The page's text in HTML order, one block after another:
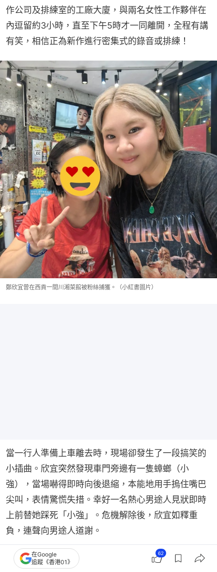
作公司及排練室的工廠大廈，與兩名女性工作夥伴在
內逗留約3小時，直至下午5時才一同離開，全程有講
有笑，相信正為新作進行密集式的錄音或排練！
鄭欣宜曾在西貢一間川湘菜館被粉絲捕獲。（小紅書圖片）
當一行人準備上車離去時，現場卻發生了一段搞笑的
小插曲。欣宜突然發現車門旁邊有一隻蟑螂（小
強），當場嚇得即時向後退縮，本能地用手摀住嘴巴
尖叫，表情驚慌失措。幸好一名熱心男途人見狀即時
上前替她踩死「小強」。危機解除後，欣宜如釋重
負，連聲向男途人道謝。
在Google
追蹤《香港01》
62